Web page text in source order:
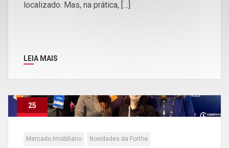
localizado. Mas, na prática, […]
LEIA MAIS
25
Mercado Imobiliário Novidades da Forthe